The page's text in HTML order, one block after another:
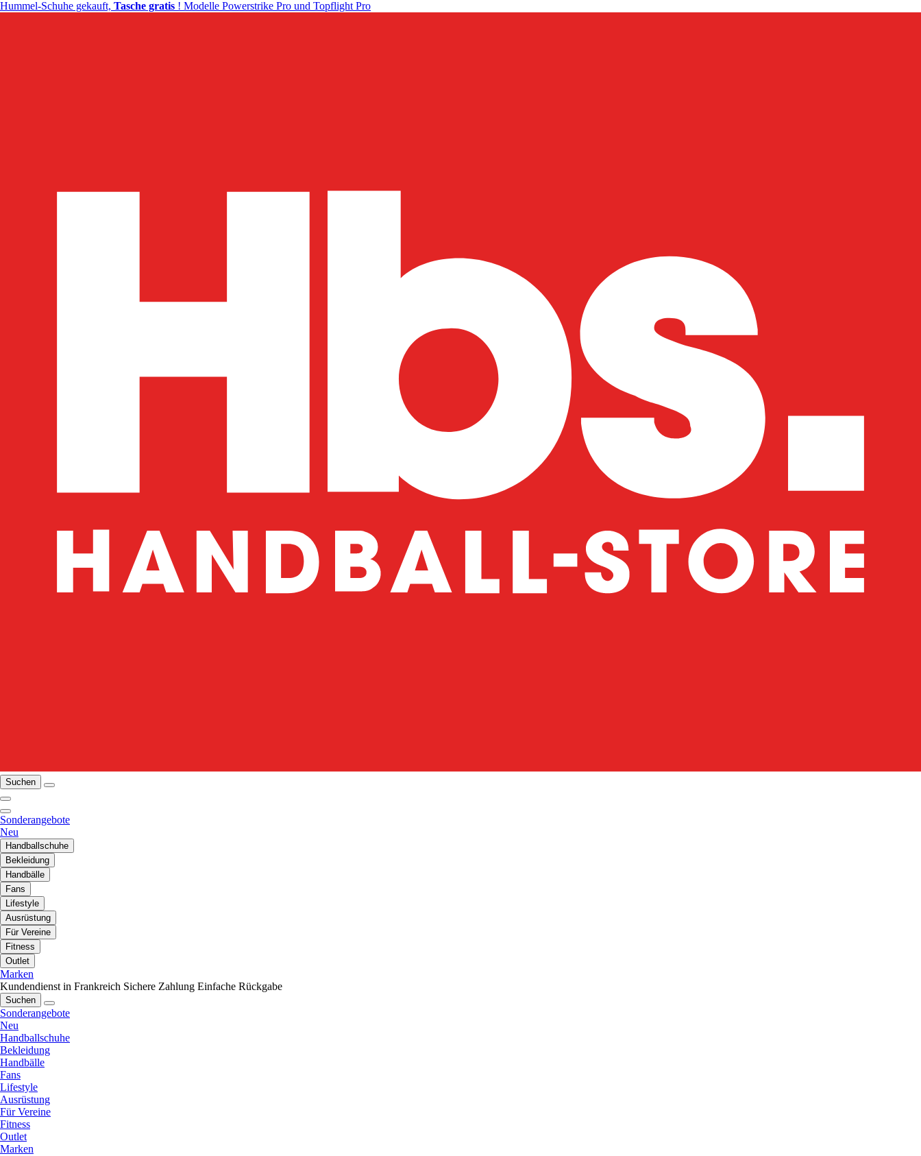
Hummel-Schuhe gekauft, Tasche gratis ! Modelle Powerstrike Pro und Topflight Pro
Suchen
Sonderangebote
Neu
Handballschuhe
Bekleidung
Handbälle
Fans
Lifestyle
Ausrüstung
Für Vereine
Fitness
Outlet
Marken
Kundendienst in Frankreich Sichere Zahlung Einfache Rückgabe
Suchen
Sonderangebote
Neu
Handballschuhe
Bekleidung
Handbälle
Fans
Lifestyle
Ausrüstung
Für Vereine
Fitness
Outlet
Marken